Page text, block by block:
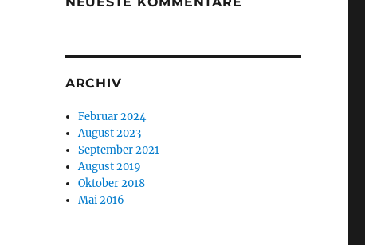
ARCHIV
Februar 2024
August 2023
September 2021
August 2019
Oktober 2018
Mai 2016